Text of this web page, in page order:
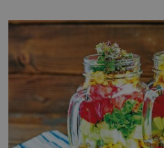
let. Většina lidí vnímá rákos
letního koupání. Stačí se